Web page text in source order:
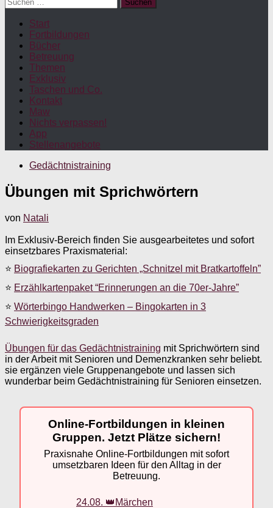
nach:
Start
Fortbildungen
Bücher
Betreuung
Themen
Exklusiv
Taschen und Co.
Kontakt
Maw
Nichts verpassen!
App
Stellenangebote
Gedächtnistraining
Übungen mit Sprichwörtern
von Natali
Im Exklusiv-Bereich finden Sie ausgearbeitetes und sofort
einsetzbares Praxismaterial:
⭐ Biografiekarten zu Gerichten „Schnitzel mit Bratkartoffeln”
⭐ Erzählkartenpaket “Erinnerungen an die 70er-Jahre”
⭐ Wörterbingo Handwerken – Bingokarten in 3
Schwierigkeitsgraden
Übungen für das Gedächtnistraining mit Sprichwörtern sind
in der Arbeit mit Senioren und Demenzkranken sehr beliebt.
sie ergänzen viele Gruppenangebote und lassen sich
wunderbar beim Gedächtnistraining für Senioren einsetzen.
Online-Fortbildungen in kleinen
Gruppen. Jetzt Plätze sichern!
Praxisnahe Online-Fortbildungen mit sofort
umsetzbaren Ideen für den Alltag in der
Betreuung.
24.08. 👑Märchen